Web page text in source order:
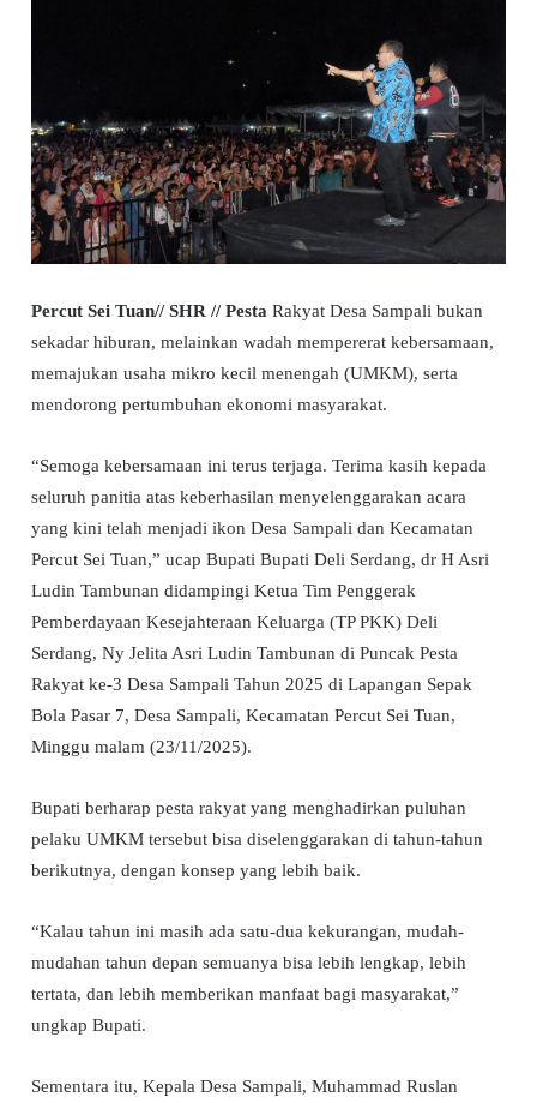
Percut Sei Tuan// SHR // Pesta Rakyat Desa Sampali bukan
sekadar hiburan, melainkan wadah mempererat kebersamaan,
memajukan usaha mikro kecil menengah (UMKM), serta
mendorong pertumbuhan ekonomi masyarakat.
“Semoga kebersamaan ini terus terjaga. Terima kasih kepada
seluruh panitia atas keberhasilan menyelenggarakan acara
yang kini telah menjadi ikon Desa Sampali dan Kecamatan
Percut Sei Tuan,” ucap Bupati Bupati Deli Serdang, dr H Asri
Ludin Tambunan didampingi Ketua Tim Penggerak
Pemberdayaan Kesejahteraan Keluarga (TP PKK) Deli
Serdang, Ny Jelita Asri Ludin Tambunan di Puncak Pesta
Rakyat ke-3 Desa Sampali Tahun 2025 di Lapangan Sepak
Bola Pasar 7, Desa Sampali, Kecamatan Percut Sei Tuan,
Minggu malam (23/11/2025).
Bupati berharap pesta rakyat yang menghadirkan puluhan
pelaku UMKM tersebut bisa diselenggarakan di tahun-tahun
berikutnya, dengan konsep yang lebih baik.
“Kalau tahun ini masih ada satu-dua kekurangan, mudah-
mudahan tahun depan semuanya bisa lebih lengkap, lebih
tertata, dan lebih memberikan manfaat bagi masyarakat,”
ungkap Bupati.
Sementara itu, Kepala Desa Sampali, Muhammad Ruslan